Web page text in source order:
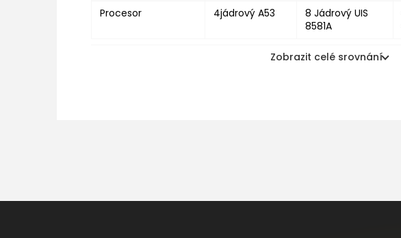
Procesor 4jádrový A53
8 Jádrový UIS
8581A
Zobrazit celé srovnání